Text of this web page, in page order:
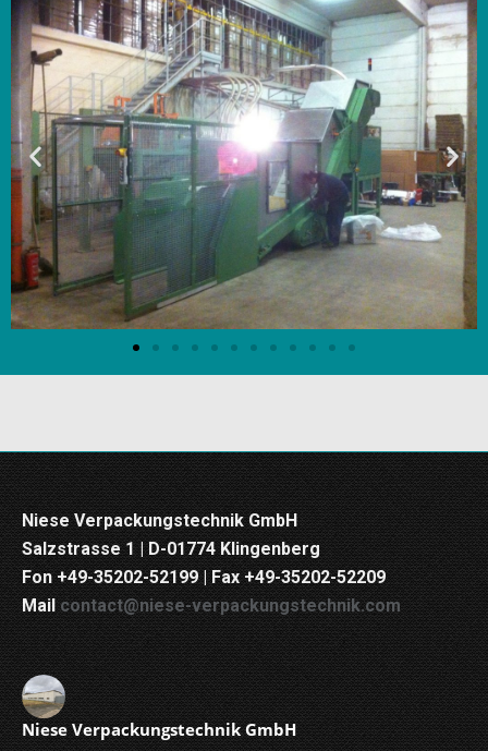
Niese Verpackungstechnik GmbH
Salzstrasse 1 | D-01774 Klingenberg
Fon +49-35202-52199 | Fax +49-35202-52209
Mailcontact@niese-verpackungstechnik.com
Niese Verpackungstechnik GmbH